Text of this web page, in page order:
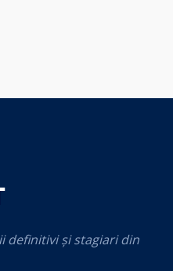
definitivi și stagiari din